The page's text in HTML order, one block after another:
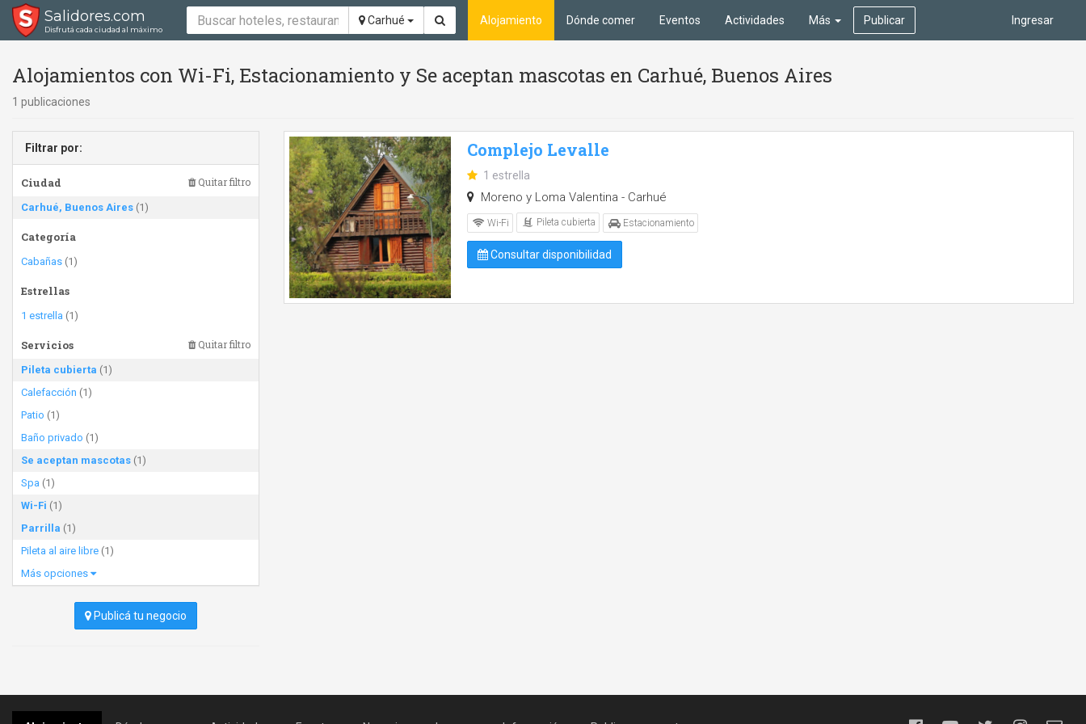
Salidores.com
Disfrutá cada ciudad al máximo
Carhué Ingresar
Alojamiento Dónde comer Eventos Actividades Más Publicar
Alojamientos con Wi-Fi, Estacionamiento y Se aceptan mascotas en Carhué, Buenos Aires
1 publicaciones
Filtrar por:
Ciudad Quitar filtro
Carhué, Buenos Aires (1)
Categoría
Cabañas (1)
Estrellas
1 estrella (1)
Servicios Quitar filtro
Pileta cubierta (1)
Calefacción (1)
Patio (1)
Baño privado (1)
Se aceptan mascotas (1)
Spa (1)
Wi-Fi (1)
Parrilla (1)
Pileta al aire libre (1)
Más opciones
Publicá tu negocio
Complejo Levalle
1 estrella
Moreno y Loma Valentina - Carhué
Wi-Fi Pileta cubierta Estacionamiento
Consultar disponibilidad